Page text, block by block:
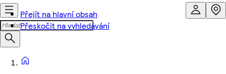
Přejít na hlavní obsah
Přeskočit na vyhledávání